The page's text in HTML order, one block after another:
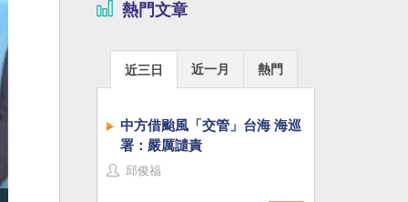
熱門文章
近三日 近一月 熱門
中方借颱風「交管」台海 海巡
署：嚴厲譴責
邱俊福